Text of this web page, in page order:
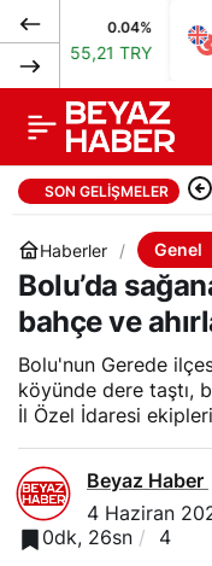
0.04%
55,21 TRY
GBP
SON GELIŞMELER
Haberler Genel
Bolu’da
bahçe ve
Bolu'nun Gerede
köyünde dere taştı,
İl Özel İdaresi
Beyaz Haber
4 Haziran
0dk, 26sn
4
Şanlıurfa’da silahlı
kavgada anne öldü,
oğlu yaralı